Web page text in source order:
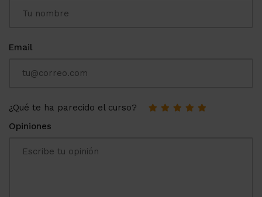
Email
¿Qué te ha parecido el curso?
Opiniones